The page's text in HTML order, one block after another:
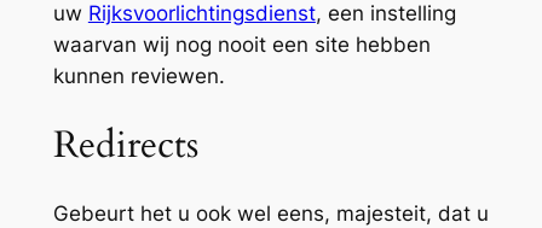
uw Rijksvoorlichtingsdienst, een instelling
waarvan wij nog nooit een site hebben
kunnen reviewen.
Redirects
Gebeurt het u ook wel eens, majesteit, dat u